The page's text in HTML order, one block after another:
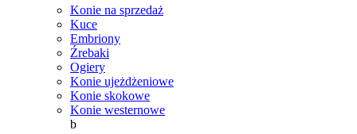
Konie na sprzedaż
Kuce
Embriony
Źrebaki
Ogiery
Konie ujeżdżeniowe
Konie skokowe
Konie westernowe
b